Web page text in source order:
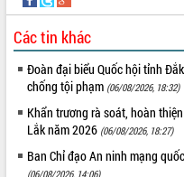
Lễ phát động chuỗi hoạt động chung
tay làm sạch môi trường
Xã Ea Kar bước chuyển mình trong
công tác cải cách hành chính mô hình
mới
UBND tỉnh họp báo định kỳ tháng 4
năm 2026
Hội thảo khoa học “Giải pháp thúc
phát triển nền kinh tế xanh tại tỉnh
Các tin khác
Đoàn đại biểu Quốc hội tỉnh
chống tội phạm (06/08/2026, 18:32)
Khẩn trương rà soát, hoàn
Lắk năm 2026 (06/08/2026, 18:27)
Ban Chỉ đạo An ninh mạng
(06/08/2026, 14:06)